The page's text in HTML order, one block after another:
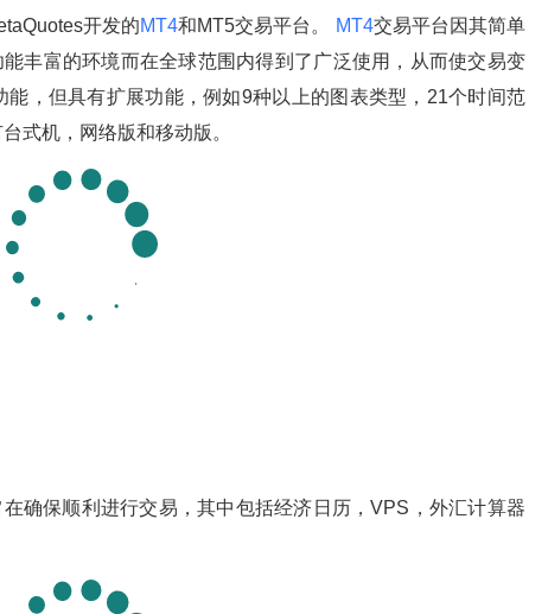
开发的MT4和MT5交易平台。 MT4交易平台因其简单
丰富的环境而在全球范围内得到了广泛使用，从而使交易变
，但具有扩展功能，例如9种以上的图表类型，21个时间范
式机，网络版和移动版。
确保顺利进行交易，其中包括经济日历，VPS，外汇计算器